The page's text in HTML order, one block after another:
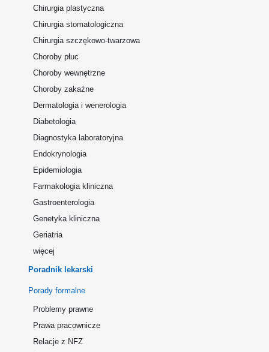
Chirurgia plastyczna
Chirurgia stomatologiczna
Chirurgia szczękowo-twarzowa
Choroby płuc
Choroby wewnętrzne
Choroby zakaźne
Dermatologia i wenerologia
Diabetologia
Diagnostyka laboratoryjna
Endokrynologia
Epidemiologia
Farmakologia kliniczna
Gastroenterologia
Genetyka kliniczna
Geriatria
więcej
Poradnik lekarski
Porady formalne
Problemy prawne
Prawa pracownicze
Relacje z NFZ